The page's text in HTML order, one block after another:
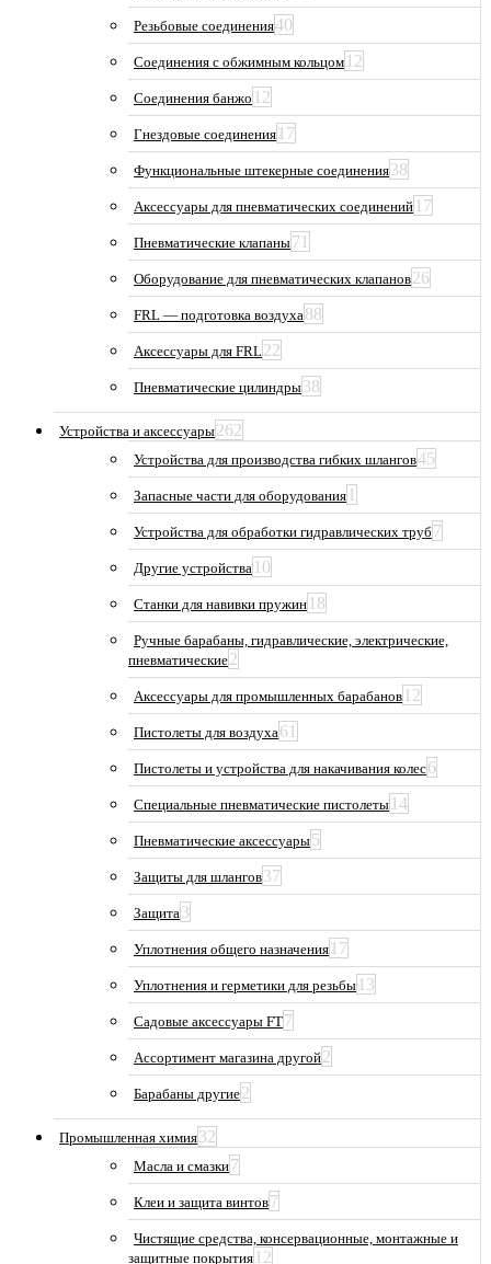
Резьбовые соединения40
Соединения с обжимным кольцом 12
Соединения банжо 12
Гнездовые соединения 17
Функциональные штекерные соединения38
Аксессуары для пневматических соединений 17
Пневматические клапаны71
Оборудование для пневматических клапанов26
FRL — подготовка воздуха88
Аксессуары для FRL22
Пневматические цилиндры38
Устройства и аксессуары262
Устройства для производства гибких шлангов45
Запасные части для оборудования 1
Устройства для обработки гидравлических труб 7
Другие устройства 10
Станки для навивки пружин 18
Ручные барабаны, гидравлические, электрические,
пневматические2
Аксессуары для промышленных барабанов 12
Пистолеты для воздуха61
Пистолеты и устройства для накачивания колес6
Специальные пневматические пистолеты 14
Пневматические аксессуары5
Защиты для шлангов37
Защита3
Уплотнения общего назначения 17
Уплотнения и герметики для резьбы 13
Садовые аксессуары FT7
Ассортимент магазина другой2
Барабаны другие2
Промышленная химия32
Масла и смазки7
Клеи и защита винтов7
Чистящие средства, консервационные, монтажные и
защитные покрытия 12